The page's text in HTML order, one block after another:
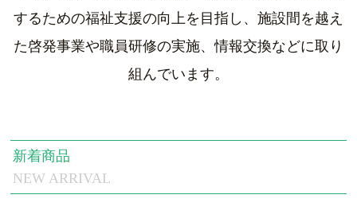
するための福祉支援の向上を目指し、施設間を越え
た啓発事業や職員研修の実施、情報交換などに取り
組んでいます。
NEW ARRIVAL
新着商品